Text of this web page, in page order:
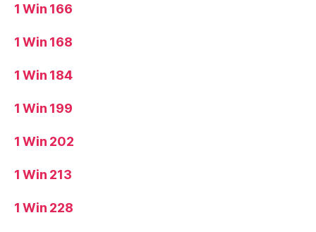
1 Win 166
1 Win 168
1 Win 184
1 Win 199
1 Win 202
1 Win 213
1 Win 228